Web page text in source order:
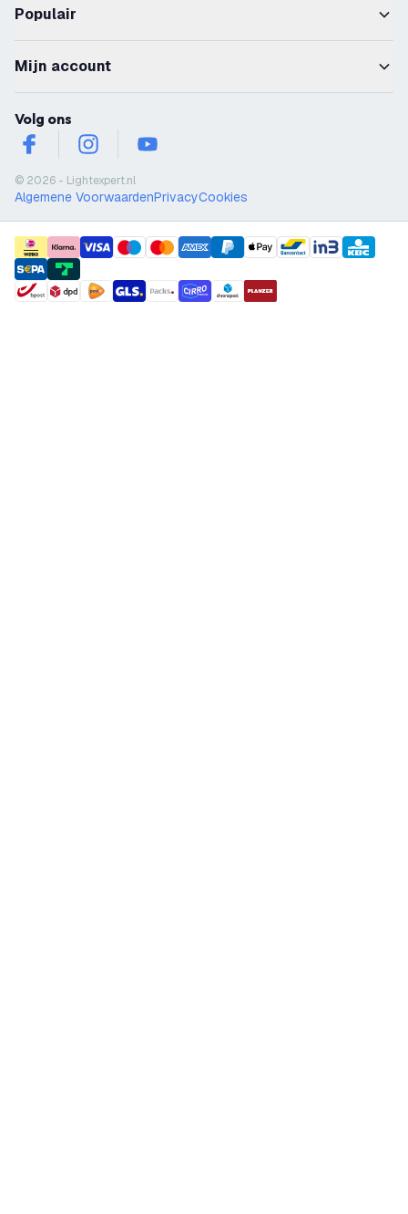
Populair
Mijn account
Volg ons
facebookinstagramyoutube
© 2026 - Lightexpert.nl
Algemene VoorwaardenPrivacyCookies
payment methods
shipment methods